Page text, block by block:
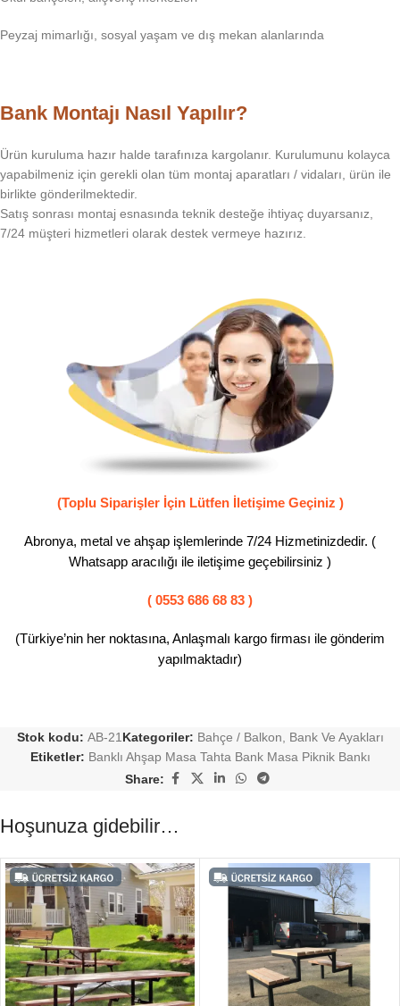
Peyzaj mimarlığı, sosyal yaşam ve dış mekan alanlarında
Bank Montajı Nasıl Yapılır?
Ürün kuruluma hazır halde tarafınıza kargolanır. Kurulumunu kolayca
yapabilmeniz için gerekli olan tüm montaj aparatları / vidaları, ürün ile
birlikte gönderilmektedir.
Satış sonrası montaj esnasında teknik desteğe ihtiyaç duyarsanız,
7/24 müşteri hizmetleri olarak destek vermeye hazırız.
(Toplu Siparişler İçin Lütfen İletişime Geçiniz )
Abronya, metal ve ahşap işlemlerinde 7/24 Hizmetinizdedir. (
Whatsapp aracılığı ile iletişime geçebilirsiniz )
( 0553 686 68 83 )
(Türkiye’nin her noktasına, Anlaşmalı kargo firması ile gönderim
yapılmaktadır)
Stok kodu: AB-21Kategoriler: Bahçe / Balkon, Bank Ve Ayakları
Etiketler: Banklı Ahşap Masa Tahta Bank Masa Piknik Bankı
Share:
Hoşunuza gidebilir…